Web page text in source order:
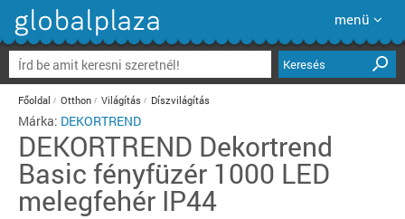
menü
Keresés
Főoldal Otthon Világítás Díszvilágítás
Márka: DEKORTREND
DEKORTREND Dekortrend
Basic fényfüzér 1000 LED
melegfehér IP44